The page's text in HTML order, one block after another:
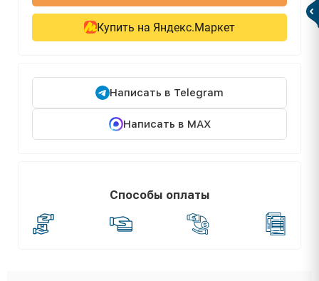
Купить на Яндекс.Маркет
Написать в Telegram
Написать в MAX
Способы оплаты